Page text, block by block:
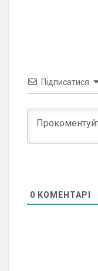
Підписатися
0 КОМЕНТАРІ